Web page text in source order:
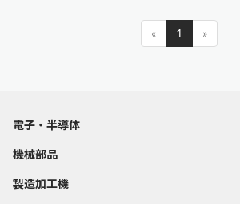
« 1 »
電子・半導体
機械部品
製造加工機